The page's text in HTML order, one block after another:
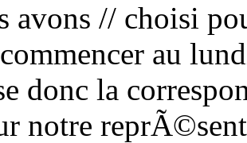
avons // choisi
au
donc la
notre